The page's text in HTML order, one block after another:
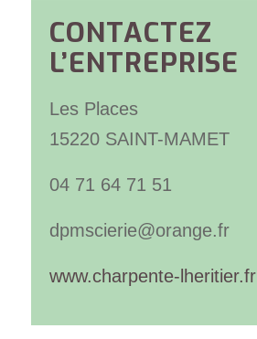
CONTACTEZ
L’ENTREPRISE
Les Places
15220 SAINT-MAMET
04 71 64 71 51
dpmscierie@orange.fr
www.charpente-lheritier.fr